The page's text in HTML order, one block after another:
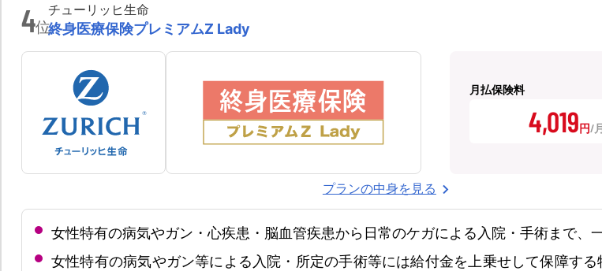
4位
チューリッヒ生命
終身医療保険プレミアムZ Lady
月払保険料
4,019円
プランの中身を見る
女性特有の病気やガン・心疾患・脳血管疾患から日常のケガによる入院・手術まで、
女性特有の病気やガン等による入院・所定の手術等には給付金を上乗せして保障す